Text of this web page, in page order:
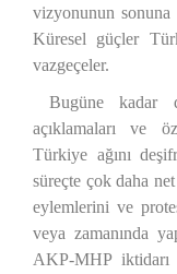
vizyonunun sonuna
Küresel güçler
vazgeçeler.
Bugüne kadar
açıklamaları ve
Türkiye ağını
süreçte çok daha
eylemlerini ve
veya zamanında
AKP-MHP iktidarı